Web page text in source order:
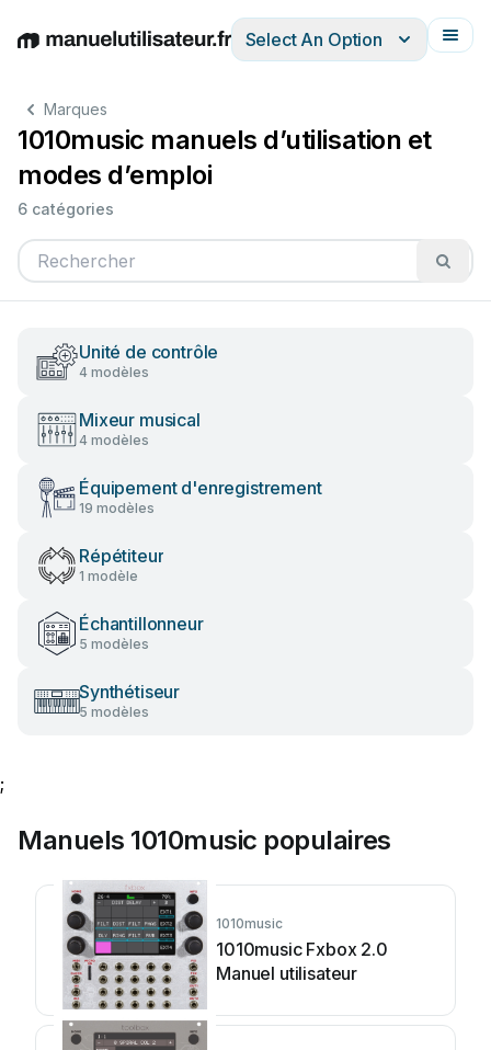
EnglishDeutschEspañolItalianoFrançais
Select An Option
Marques
1010music manuels d’utilisation et
modes d’emploi
6 catégories
Unité de contrôle
4 modèles
Mixeur musical
4 modèles
Équipement d'enregistrement
19 modèles
Répétiteur
1 modèle
Échantillonneur
5 modèles
Synthétiseur
5 modèles
;
Manuels 1010music populaires
1010music
1010music Fxbox 2.0
Manuel utilisateur